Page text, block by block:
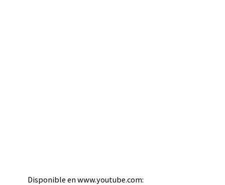
Disponible en www.youtube.com: